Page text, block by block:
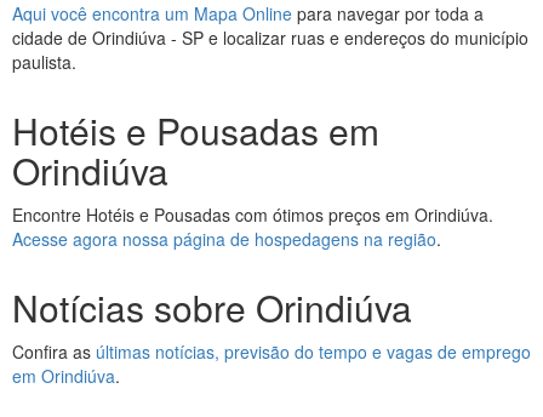
Aqui você encontra um Mapa Online para navegar por toda a
cidade de Orindiúva - SP e localizar ruas e endereços do município
paulista.
Hotéis e Pousadas em
Orindiúva
Encontre Hotéis e Pousadas com ótimos preços em Orindiúva.
Acesse agora nossa página de hospedagens na região.
Notícias sobre Orindiúva
Confira as últimas notícias, previsão do tempo e vagas de emprego
em Orindiúva.